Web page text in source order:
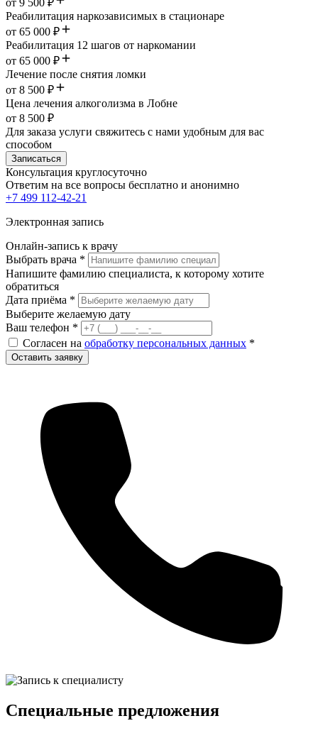
от 9 500 ₽
Реабилитация наркозависимых в стационаре
от 65 000 ₽
Реабилитация 12 шагов от наркомании
от 65 000 ₽
Лечение после снятия ломки
от 8 500 ₽
Цена лечения алкоголизма в Лобне
от 8 500 ₽
Для заказа услуги свяжитесь с нами удобным для вас
способом
Записаться
Консультация круглосуточно
Ответим на все вопросы бесплатно и анонимно
+7 499 112-42-21
Электронная запись
Онлайн-запись к врачу
Выбрать врача *
Напишите фамилию специалиста, к которому хотите
обратиться
Дата приёма *
Выберите желаемую дату
Ваш телефон *
Согласен на обработку персональных данных *
Оставить заявку
Специальные предложения